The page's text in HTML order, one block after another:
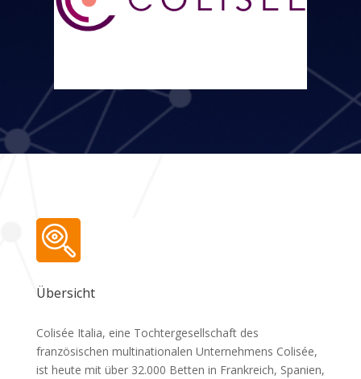
Übersicht
Colisée Italia, eine Tochtergesellschaft des
französischen multinationalen Unternehmens Colisée,
ist heute mit über 32.000 Betten in Frankreich, Spanien,